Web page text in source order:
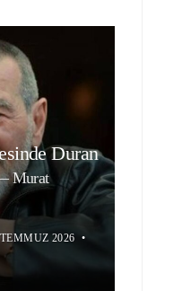
Duran
Murat
2026 •